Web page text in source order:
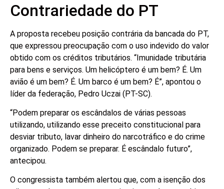
Contrariedade do PT
A proposta recebeu posição contrária da bancada do PT,
que expressou preocupação com o uso indevido do valor
obtido com os créditos tributários. “Imunidade tributária
para bens e serviços. Um helicóptero é um bem? É. Um
avião é um bem? É. Um barco é um bem? É”, apontou o
líder da federação, Pedro Uczai (PT-SC).
“Podem preparar os escândalos de várias pessoas
utilizando, utilizando esse preceito constitucional para
desviar tributo, lavar dinheiro do narcotráfico e do crime
organizado. Podem se preparar. É escândalo futuro”,
antecipou.
O congressista também alertou que, com a isenção dos